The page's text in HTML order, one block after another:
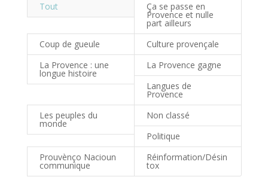
Tout Ça se passe en
Provence et nulle
part ailleurs
Coup de gueule
Culture provençale
La Provence : une
longue histoire
La Provence gagne
Langues de
Provence
Les peuples du
monde
Non classé
Politique
Prouvènço Nacioun
communique
Réinformation/Désin
tox